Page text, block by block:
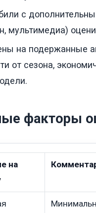
с
мультимедиа)
на подержанные
от сезона,
факторы
на